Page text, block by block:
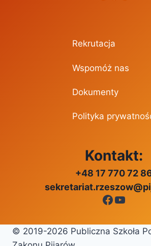
Rekrutacja
Wspomóż nas
Dokumenty
Polityka
Kontakt:
+48 17 770 72
Facebook
© 2019-2026 Publiczna Szkoła